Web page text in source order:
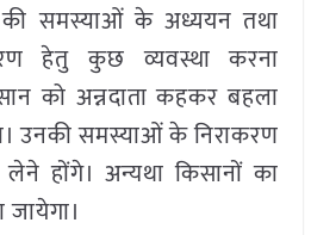
की समस्याओं के अध्ययन तथा
हेतु कुछ व्यवस्था करना
को अन्नदाता कहकर बहला
उनकी समस्याओं के निराकरण
होंगे। अन्यथा किसानों का